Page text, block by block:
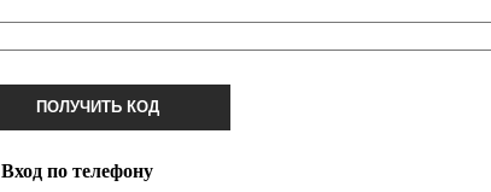
ПОЛУЧИТЬ КОД
Вход по телефону